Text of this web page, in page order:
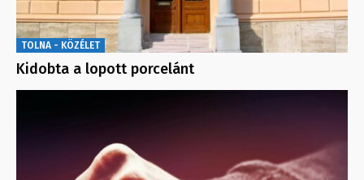
TOLNA - KÖZÉLET
Kidobta a lopott porcelánt